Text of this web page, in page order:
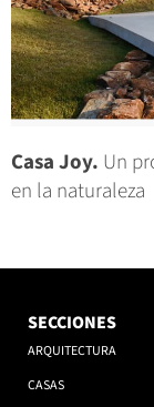
Casa Joy. Un
en la naturaleza
SECCIONES
ARQUITECTURA
CASAS